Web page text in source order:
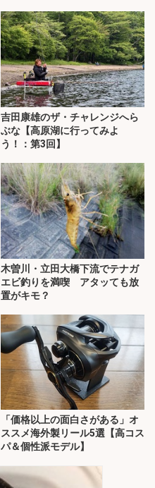
吉田康雄のザ・チャレンジへら
ぶな【高原湖に行ってみよ
う！：第3回】
木曽川・立田大橋下流でテナガ
エビ釣りを満喫 アタッても放
置がキモ？
「価格以上の面白さがある」オ
ススメ海外製リール5選【高コス
パ＆個性派モデル】